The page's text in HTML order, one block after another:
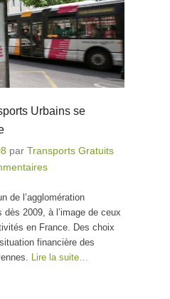
Urbains se
par Transports Gratuits
de l’agglomération
dès 2009, à l’image de ceux
en France. Des choix
financière des
Lire la suite…